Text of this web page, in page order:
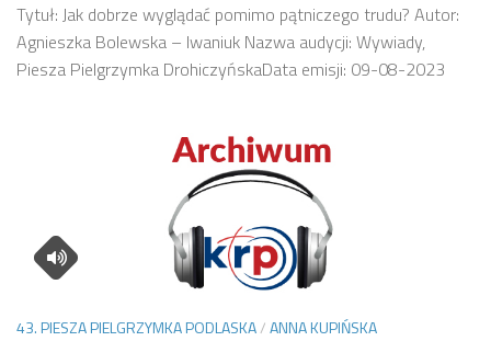
Tytuł: Jak dobrze wyglądać pomimo pątniczego trudu? Autor:
Agnieszka Bolewska – Iwaniuk Nazwa audycji: Wywiady,
Piesza Pielgrzymka DrohiczyńskaData emisji: 09-08-2023
43. PIESZA PIELGRZYMKA PODLASKA/ANNA KUPIŃSKA